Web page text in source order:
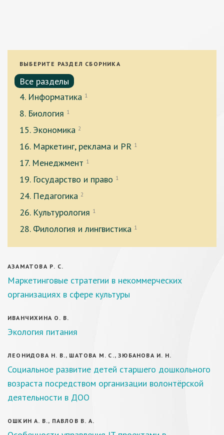
ВЫБЕРИТЕ РАЗДЕЛ СБОРНИКА
Все разделы
4. Информатика 1
8. Биология 1
15. Экономика 2
16. Маркетинг, реклама и PR 1
17. Менеджмент 1
19. Государство и право 1
24. Педагогика 2
26. Культурология 1
28. Филология и лингвистика 1
АЗАМАТОВА Р. С.
Маркетинговые стратегии в некоммерческих
организациях в сфере культуры
ИВАНЧИХИНА О. В.
Экология питания
ЛЕОНИДОВА Н. В., ШАТОВА М. С., ЗЮБАНОВА И. Н.
Социальное развитие детей старшего дошкольного
возраста посредством организации волонтёрской
деятельности в ДОО
ОШКИН А. В., ПАВЛОВ В. А.